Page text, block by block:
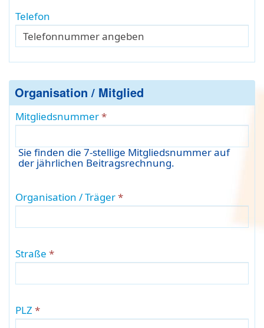
Telefon
Organisation / Mitglied
Mitgliedsnummer
Sie finden die 7-stellige Mitgliedsnummer auf
der jährlichen Beitragsrechnung.
Organisation / Träger
Straße
PLZ